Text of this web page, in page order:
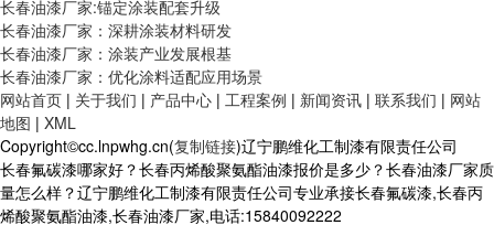
长春油漆厂家:锚定涂装配套升级
长春油漆厂家：深耕涂装材料研发
长春油漆厂家：涂装产业发展根基
长春油漆厂家：优化涂料适配应用场景
网站首页 | 关于我们 | 产品中心 | 工程案例 | 新闻资讯 | 联系我们 | 网站
地图 | XML
Copyright©cc.lnpwhg.cn(复制链接)辽宁鹏维化工制漆有限责任公司
长春氟碳漆哪家好？长春丙烯酸聚氨酯油漆报价是多少？长春油漆厂家质
量怎么样？辽宁鹏维化工制漆有限责任公司专业承接长春氟碳漆,长春丙
烯酸聚氨酯油漆,长春油漆厂家,电话:15840092222